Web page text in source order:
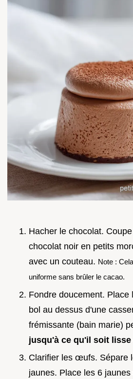
Hacher le chocolat.
chocolat noir en petits
avec un couteau. Note :
uniforme sans brûler le cacao.
Fondre doucement. Place
bol au dessus d'une
frémissante (bain marie)
jusqu'à ce qu'il soit
Clarifier les œufs. Sépare
jaunes. Place les 6